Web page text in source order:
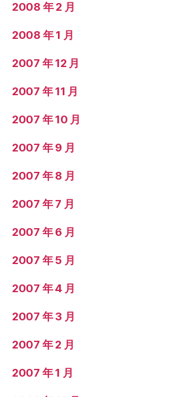
2008 年 2 月
2008 年 1 月
2007 年 12 月
2007 年 11 月
2007 年 10 月
2007 年 9 月
2007 年 8 月
2007 年 7 月
2007 年 6 月
2007 年 5 月
2007 年 4 月
2007 年 3 月
2007 年 2 月
2007 年 1 月